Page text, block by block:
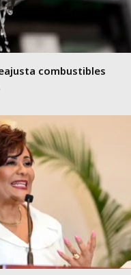
combustibles